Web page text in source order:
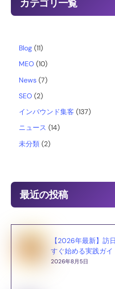
b
o
o
カテゴリ一覧
Blog (11)
MEO (10)
News (7)
SEO (2)
インバウンド集客 (137)
ニュース (14)
未分類 (2)
最近の投稿
【2026年最新】訪
すぐ始める実践ガイ
2026年8月5日